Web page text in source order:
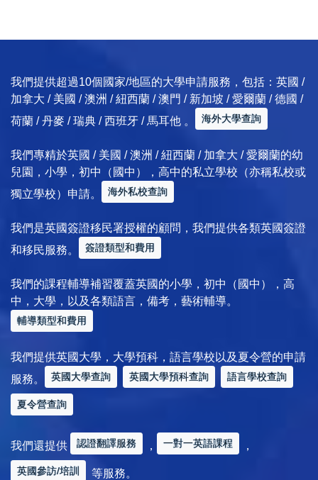
我們提供超過10個國家/地區的大學申請服務，包括：英國 /
加拿大 / 美國 / 澳洲 / 紐西蘭 / 澳門 / 新加坡 / 愛爾蘭 / 德國 /
荷蘭 / 丹麥 / 瑞典 / 西班牙 / 馬耳他 。
海外大學查詢
我們專精於英國 / 美國 / 澳洲 / 紐西蘭 / 加拿大 / 愛爾蘭的幼
兒園，小學，初中（國中），高中的私立學校（亦稱私校或
獨立學校）申請。
海外私校查詢
我們是英國簽證移民署授權的顧問，我們提供各類英國簽證
和移民服務。
簽證類型和費用
我們的課程輔導補習覆蓋英國的小學，初中（國中），高
中，大學，以及各類語言，備考，藝術輔導。
輔導類型和費用
我們提供英國大學，大學預科，語言學校以及夏令營的申請
服務。
英國大學查詢 英國大學預科查詢 語言學校查詢
夏令營查詢
我們還提供 認證翻譯服務 ， 一對一英語課程 ，
英國參訪/培訓 等服務。